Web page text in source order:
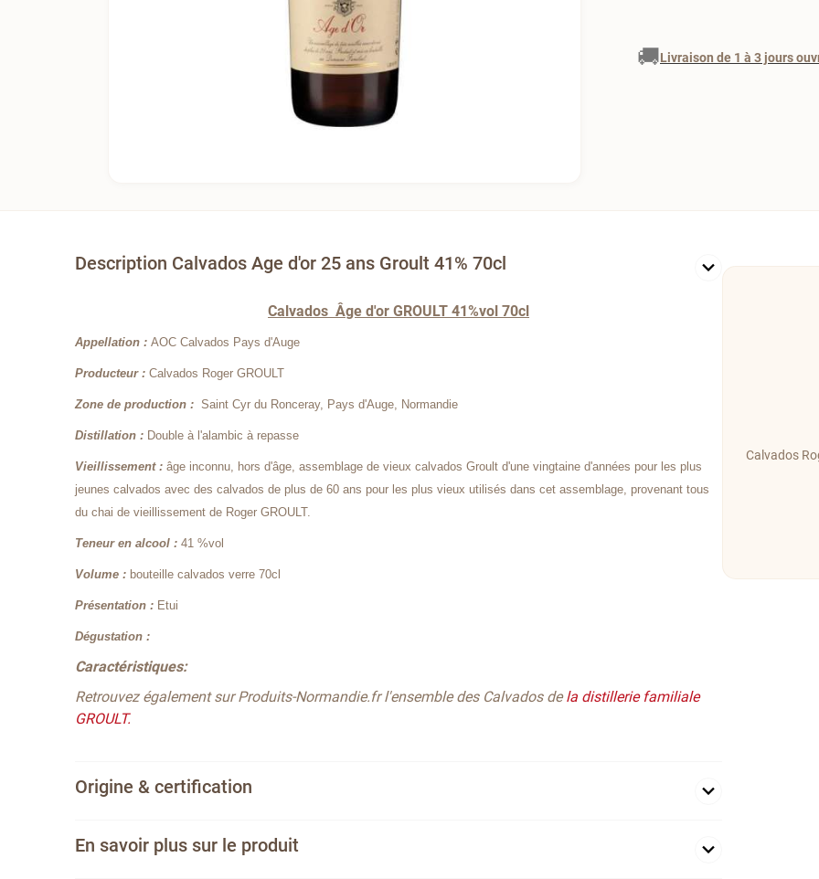
🚚Livraison de 1 à 3 jours
Description Calvados Age d'or 25 ans Groult 41% 70cl
Calvados Âge d'or GROULT 41%vol 70cl
Appellation :AOC Calvados Pays d'Auge
Producteur :Calvados Roger GROULT
Zone de production :Saint Cyr du Ronceray, Pays d'Auge, Normandie
Distillation : Double à l'alambic à repasse
Vieillissement :âge inconnu, hors d'âge, assemblage de vieux calvados Groult d'une vingtaine d'années pour les plus
jeunes calvados avec des calvados de plus de 60 ans pour les plus vieux utilisés dans cet assemblage, provenant tous
du chai de vieillissement de Roger GROULT.
Teneur en alcool :41 %vol
Volume : bouteille calvados verre 70cl
Présentation : Etui
Dégustation :
Caractéristiques:
Retrouvez également sur Produits-Normandie.fr l'ensemble des Calvados dela distillerie familiale
GROULT.
Origine & certification
En savoir plus sur le produit
Calvados